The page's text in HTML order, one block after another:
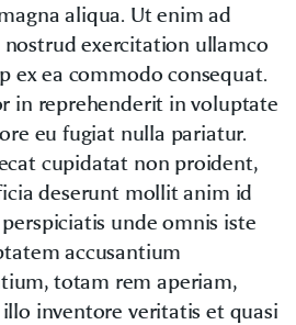
aliqua. Ut enim ad
exercitation ullamco
ex ea commodo consequat.
in reprehenderit in voluptate
eu fugiat nulla pariatur.
cupidatat non proident,
deserunt mollit anim id
unde omnis iste
accusantium
totam rem aperiam,
inventore veritatis et quasi